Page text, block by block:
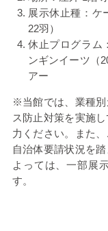
展示休止種：ケ
22羽）
休止プログラム
ンギンイーツ（
アー
※当館では、業種別
ス防止対策を実施
力ください。また
自治体要請状況を
よっては、一部展
す。